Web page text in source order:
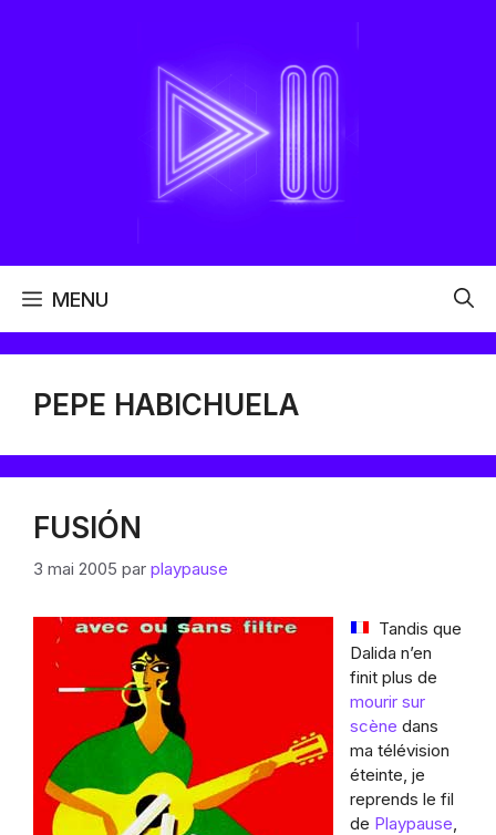
MENU
PEPE HABICHUELA
FUSIÓN
3 mai 2005 par playpause
Tandis que
Dalida n’en
finit plus de
mourir sur
scène dans
ma télévision
éteinte, je
reprends le fil
de Playpause